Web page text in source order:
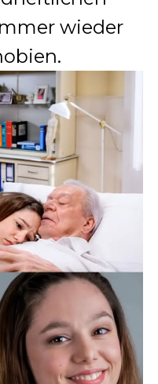
wieder